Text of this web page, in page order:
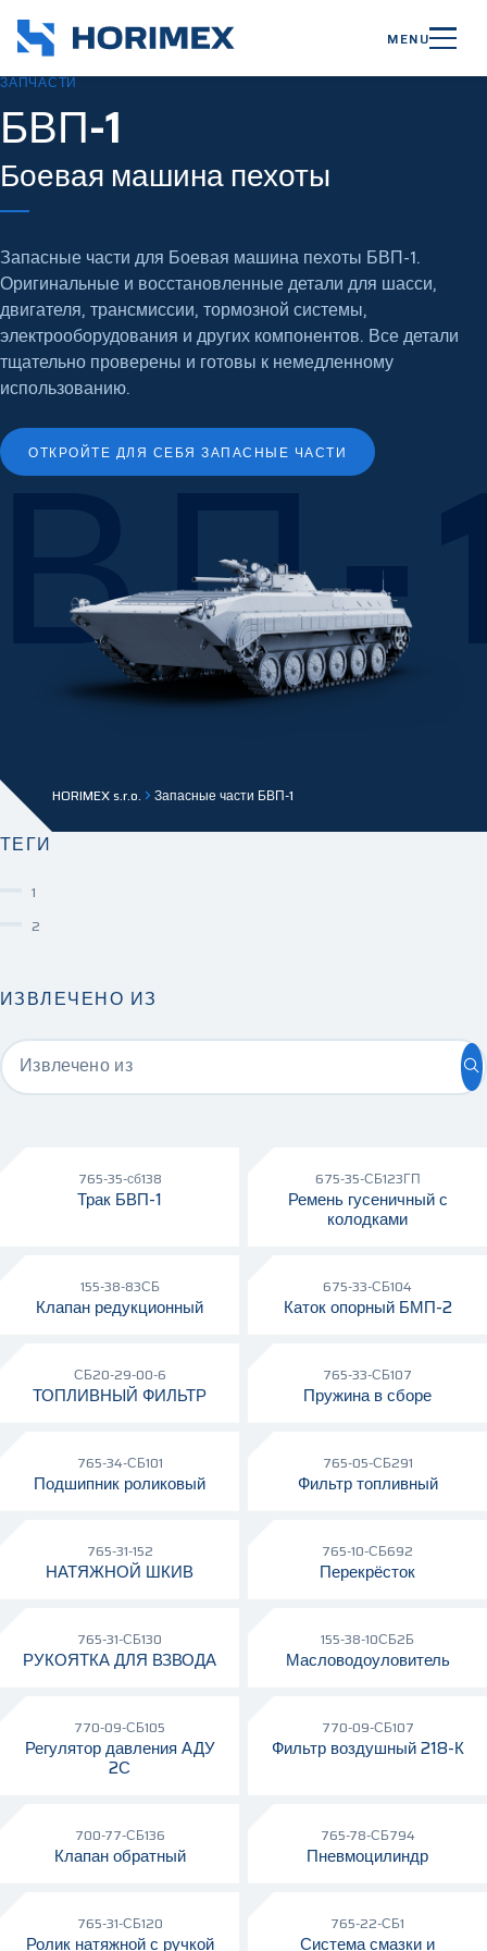
MENU
ЗАПЧАСТИ
БВП-1
Боевая машина пехоты
Запасные части для Боевая машина пехоты БВП-1.
Оригинальные и восстановленные детали для шасси,
двигателя, трансмиссии, тормозной системы,
электрооборудования и других компонентов. Все детали
тщательно проверены и готовы к немедленному
использованию.
ОТКРОЙТЕ ДЛЯ СЕБЯ ЗАПАСНЫЕ ЧАСТИ
HORIMEX s.r.o. Запасные части БВП-1
ТЕГИ
1
2
ИЗВЛЕЧЕНО ИЗ
Извлечено из
765-35-сб138
Трак БВП-1
675-35-СБ123ГП
Ремень гусеничный с
колодками
155-38-83СБ
Клапан редукционный
675-33-СБ104
Каток опорный БМП-2
СБ20-29-00-6
ТОПЛИВНЫЙ ФИЛЬТР
765-33-СБ107
Пружина в сборе
765-34-СБ101
Подшипник роликовый
765-05-СБ291
Фильтр топливный
765-31-152
НАТЯЖНОЙ ШКИВ
765-10-СБ692
Перекрёсток
765-31-СБ130
РУКОЯТКА ДЛЯ ВЗВОДА
155-38-10СБ2Б
Масловодоуловитель
770-09-СБ105
Регулятор давления АДУ
2С
770-09-СБ107
Фильтр воздушный 218-К
700-77-СБ136
Клапан обратный
765-78-СБ794
Пневмоцилиндр
765-31-СБ120
Ролик натяжной с ручкой
765-22-СБ1
Система смазки и